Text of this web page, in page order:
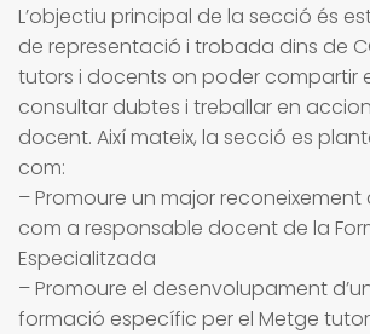
L’objectiu principal de la secció és
de representació i trobada dins de
tutors i docents on poder compartir
consultar dubtes i treballar en
docent. Així mateix, la secció es
com:
– Promoure un major
com a responsable docent de la
Especialitzada
– Promoure el desenvolupament
formació específic per el Metge tutor